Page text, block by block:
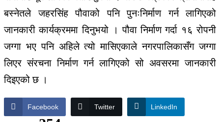
बस्नेतले जहरसिंह पौवाको पनि पुनःनिर्माण गर्न लागिएको
जानकारी कार्यक्रममा दिनुभयो । पौवा निर्माण गर्दा १६ रोपनी
जग्गा भए पनि अहिले त्यो मासिएकाले नगरपालिकासँग जग्गा
लिएर संरचना निर्माण गर्न लागिएको सो अवसरमा जानकारी
दिइएको छ ।
Facebook Twitter LinkedIn